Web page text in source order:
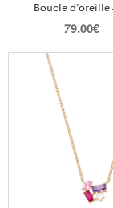
Boucle d’oreille
79.00€